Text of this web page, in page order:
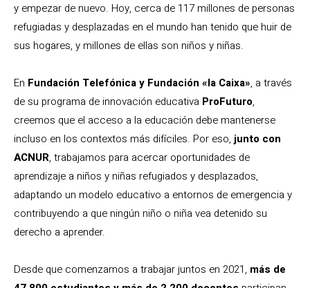
y empezar de nuevo. Hoy, cerca de 117 millones de personas
refugiadas y desplazadas en el mundo han tenido que huir de
sus hogares, y millones de ellas son niños y niñas.
En Fundación Telefónica y Fundación «la Caixa», a través
de su programa de innovación educativa ProFuturo,
creemos que el acceso a la educación debe mantenerse
incluso en los contextos más difíciles. Por eso, junto con
ACNUR, trabajamos para acercar oportunidades de
aprendizaje a niños y niñas refugiados y desplazados,
adaptando un modelo educativo a entornos de emergencia y
contribuyendo a que ningún niño o niña vea detenido su
derecho a aprender.
Desde que comenzamos a trabajar juntos en 2021, más de